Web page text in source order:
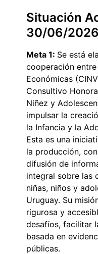
Situación
30/06/2026
Meta 1: Se está
cooperación
Económicas
Consultivo
Niñez y
impulsar la
la Infancia y la
Esta es una
la producción,
difusión de
integral sobre las
niñas, niños y
Uruguay. Su
rigurosa y
desafíos, facilitar
basada en
públicas.